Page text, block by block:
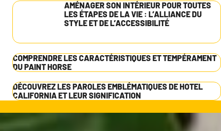
AMÉNAGER SON INTÉRIEUR POUR TOUTES
LES ÉTAPES DE LA VIE : L’ALLIANCE DU
STYLE ET DE L’ACCESSIBILITÉ
COMPRENDRE LES CARACTÉRISTIQUES ET TEMPÉRAMENT
DU PAINT HORSE
DÉCOUVREZ LES PAROLES EMBLÉMATIQUES DE HOTEL
CALIFORNIA ET LEUR SIGNIFICATION